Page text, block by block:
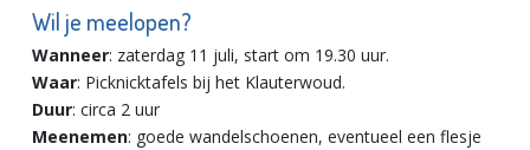
Wil je meelopen?
Wanneer: zaterdag 11 juli, start om 19.30 uur.
Waar: Picknicktafels bij het Klauterwoud.
Duur: circa 2 uur
Meenemen: goede wandelschoenen, eventueel een flesje